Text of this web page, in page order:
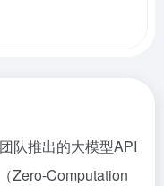
队推出的大模型API
Zero-Computation